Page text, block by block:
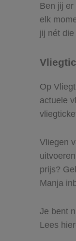
Ben jij
elk
jij nét
Op
actuele
Vliegen
prijs?
Manja
Je bent
Lees